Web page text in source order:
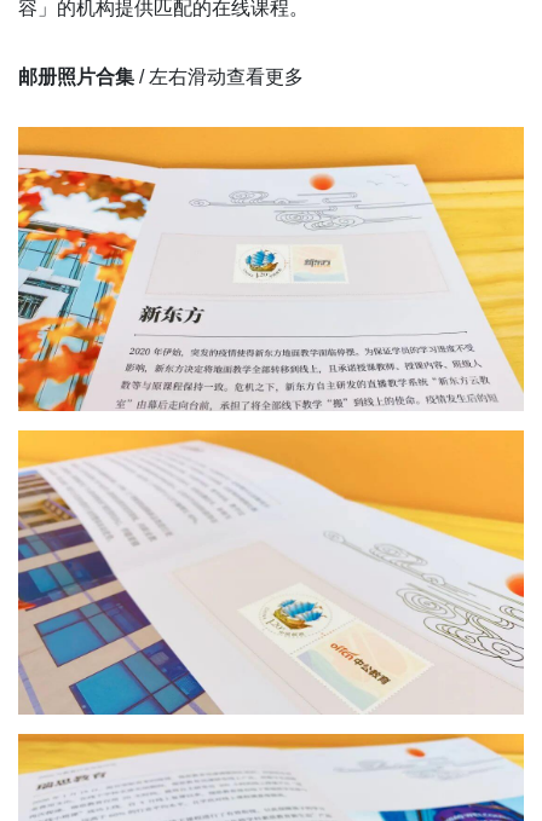
容」的机构提供匹配的在线课程。
邮册照片合集 / 左右滑动查看更多